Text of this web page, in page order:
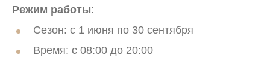
Режим работы:
Сезон: с 1 июня по 30 сентября
Время: с 08:00 до 20:00